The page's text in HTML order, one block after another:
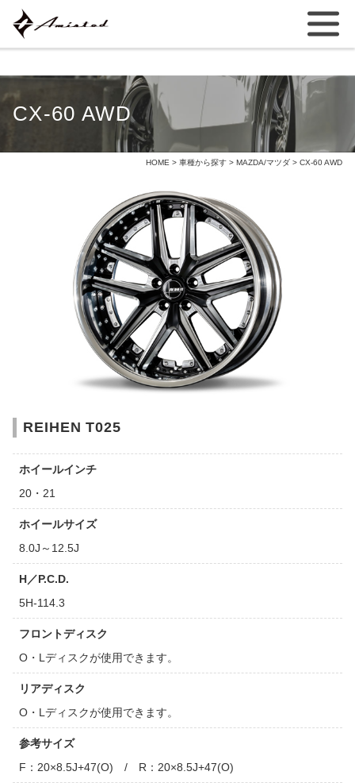
CX-60 AWD
HOME > 車種から探す > MAZDA/マツダ > CX-60 AWD
REIHEN T025
ホイールインチ
20・21
ホイールサイズ
8.0J～12.5J
H／P.C.D.
5H-114.3
フロントディスク
O・Lディスクが使用できます。
リアディスク
O・Lディスクが使用できます。
参考サイズ
F：20×8.5J+47(O) / R：20×8.5J+47(O)